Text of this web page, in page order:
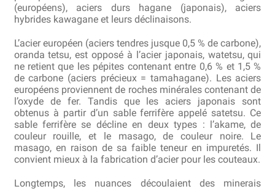
Mentions légales
Mon Compte
Partenaires
Plan du site
Politique de confidentialité
Politique en matière de remboursements et de retours
Questions / Réponses
(européens), aciers durs hagane (japonais), aciers
hybrides kawagane et leurs déclinaisons.
L’acier européen (aciers tendres jusque 0,5 % de carbone),
oranda tetsu, est opposé à l’acier japonais, watetsu, qui
ne retient que les pépites contenant entre 0,6 % et 1,5 %
de carbone (aciers précieux = tamahagane). Les aciers
européens proviennent de roches minérales contenant de
l’oxyde de fer. Tandis que les aciers japonais sont
obtenus à partir d’un sable ferrifère appelé satetsu. Ce
sable ferrifère se décline en deux types : l’akame, de
couleur rouille, et le masago, de couleur noire. Le
masago, en raison de sa faible teneur en impuretés. Il
convient mieux à la fabrication d’acier pour les couteaux.
Longtemps, les nuances découlaient des minerais